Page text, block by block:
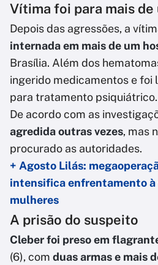
Vítima foi para mais
Depois das agressões, a
internada em mais de um
Brasília. Além dos
ingerido medicamentos e foi
para tratamento psiquiátrico.
De acordo com as
agredida outras vezes, mas
procurado as autoridades.
+ Agosto Lilás:
intensifica enfrentamento à
mulheres
A prisão do suspeito
Cleber foi preso em
(6), com duas armas e mais